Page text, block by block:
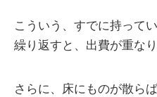
こういう、すでに持って
繰り返すと、出費が重なり
さらに、床にものが散ら